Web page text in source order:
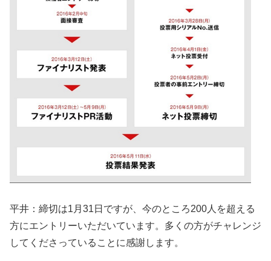
平井：締切は1月31日ですが、今のところ200人を超える
方にエントリーいただいています。多くの方がチャレンジ
してくださっていることに感謝します。